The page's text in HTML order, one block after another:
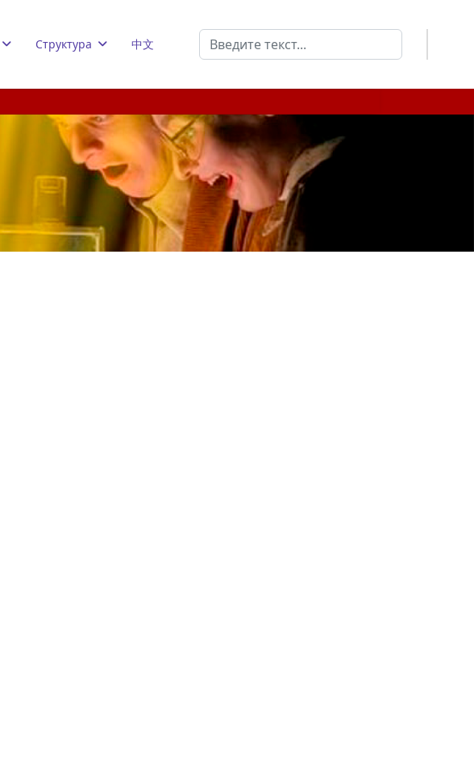
Структура 中文
Поиск